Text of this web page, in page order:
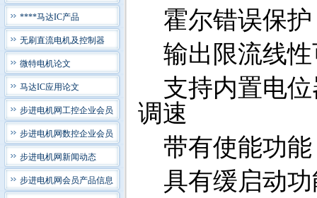
****马达IC产品
无刷直流电机及控制器
微特电机论文
马达IC应用论文
步进电机网工控企业会员
步进电机网数控企业会员
步进电机网新闻动态
步进电机网会员产品信息
霍尔错误保护
输出限流线性
支持内置电位
调速
带有使能功能
具有缓启动功